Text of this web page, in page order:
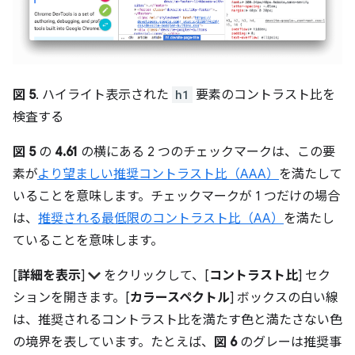
図 5. ハイライト表示された h1
要素のコントラスト比を
検査する
図 5の 4.61 の横にある 2 つのチェックマークは、この要
素がより望ましい推奨コントラスト比（AAA） を満たして
いることを意味します。チェックマークが 1 つだけの場合
は、 推奨される最低限のコントラスト比（AA） を満たし
ていることを意味します。
[詳細を表示] をクリックして、[コントラスト比] セク
ションを開きます。[カラースペクトル] ボックスの白い線
は、推奨されるコントラスト比を満たす色と満たさない色
の境界を表しています。たとえば、 図 6のグレーは推奨事